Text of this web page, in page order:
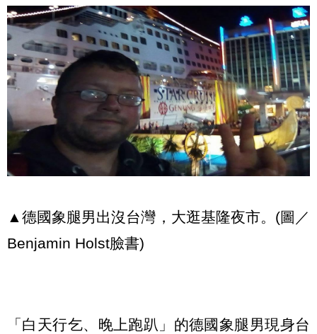
▲德國象腿男出沒台灣，大逛基隆夜市。(圖／
Benjamin Holst臉書)
「白天行乞、晚上跑趴」的德國象腿男現身台